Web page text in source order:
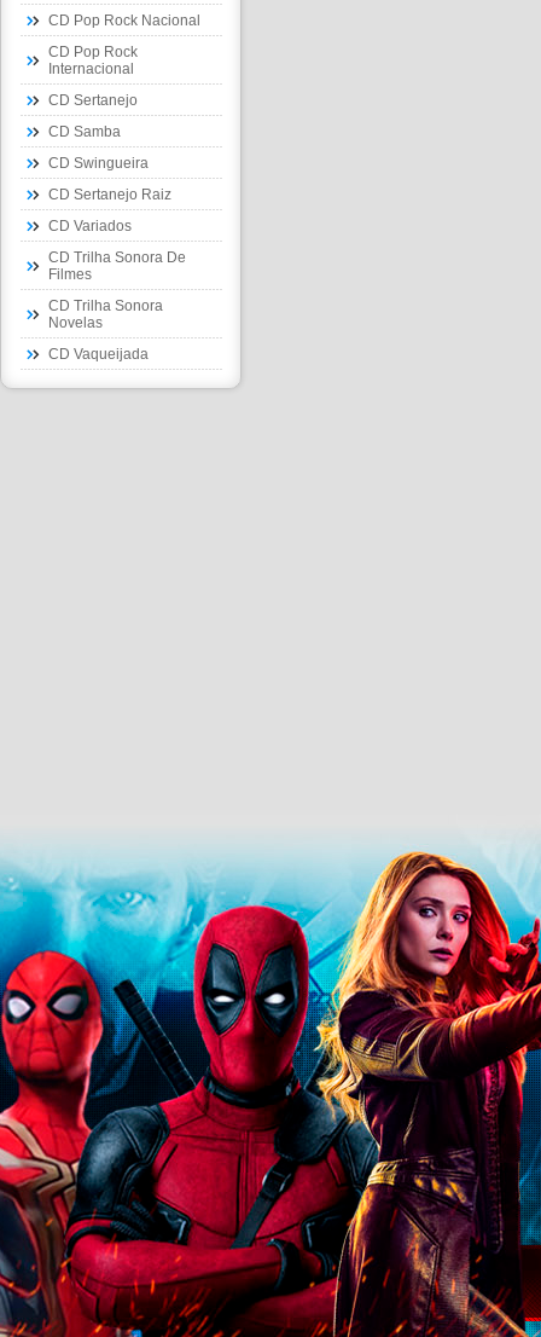
CD Pop Rock Nacional
CD Pop Rock
Internacional
CD Sertanejo
CD Samba
CD Swingueira
CD Sertanejo Raiz
CD Variados
CD Trilha Sonora De
Filmes
CD Trilha Sonora
Novelas
CD Vaqueijada